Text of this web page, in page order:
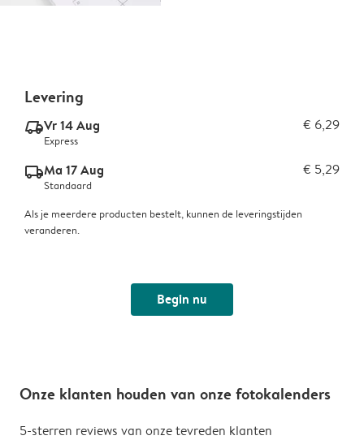
Levering
delivery_express_v2Vr 14 Aug € 6,29
Express
delivery_standard_v2Ma 17 Aug € 5,29
Standaard
Als je meerdere producten bestelt, kunnen de leveringstijden
veranderen.
Begin nu
Onze klanten houden van onze fotokalenders
5-sterren reviews van onze tevreden klanten